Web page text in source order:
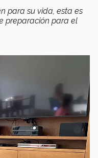
para su vida, esta es
preparación para el